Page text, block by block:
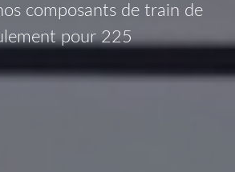
composants de train de
pour 225